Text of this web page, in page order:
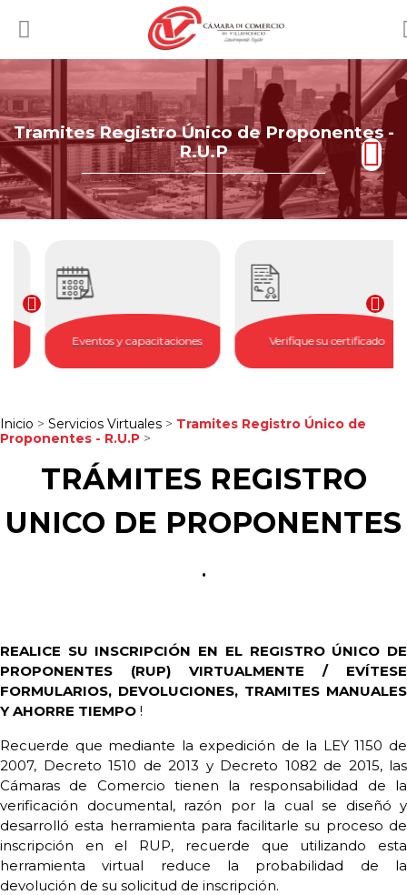
Eventos y capacitaciones Verifique su certificado
Inicio > Servicios Virtuales > Tramites Registro Único de
Proponentes - R.U.P >
Tramites Registro Único de Proponentes -
R.U.P
TRÁMITES REGISTRO
UNICO DE PROPONENTES
.
REALICE SU INSCRIPCIÓN EN EL REGISTRO ÚNICO DE
PROPONENTES (RUP) VIRTUALMENTE / EVÍTESE
FORMULARIOS, DEVOLUCIONES, TRAMITES MANUALES
Y AHORRE TIEMPO !
Recuerde que mediante la expedición de la LEY 1150 de
2007, Decreto 1510 de 2013 y Decreto 1082 de 2015, las
Cámaras de Comercio tienen la responsabilidad de la
verificación documental, razón por la cual se diseñó y
desarrolló esta herramienta para facilitarle su proceso de
inscripción en el RUP, recuerde que utilizando esta
herramienta virtual reduce la probabilidad de la
devolución de su solicitud de inscripción.